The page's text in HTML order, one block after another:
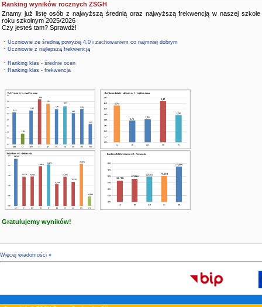
Ranking wyników rocznych ZSGH
Znamy już listę osób z najwyższą średnią oraz najwyższą frekwencją w naszej szkole
roku szkolnym 2025/2026
Czy jesteś tam? Sprawdź!
- Uczniowie ze średnią powyżej 4,0 i zachowaniem co najmniej dobrym
- Uczniowie z najlepszą frekwencją
- Ranking klas - średnie ocen
- Ranking klas - frekwencja
Gratulujemy wyników!
Więcej wiadomości »